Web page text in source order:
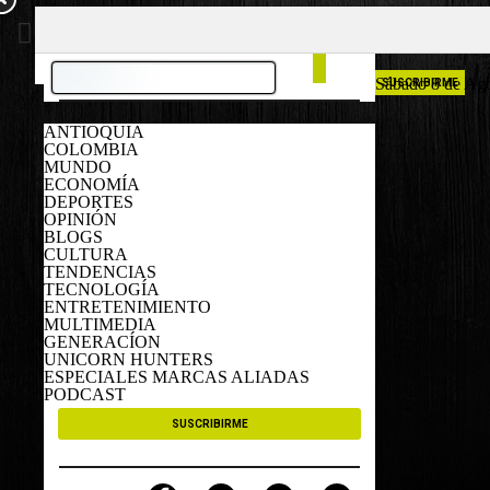
ANTIOQUIA
COLOMBIA
MUNDO
ECONOMÍA
DEPORTES
OPINIÓN
BLOGS
CULTURA
TENDENCIAS
TECNOLOGÍA
ENTRETENIMIENTO
MULTIMEDIA
GENERACÍON
UNICORN HUNTERS
ESPECIALES MARCAS ALIADAS
PODCAST
SUSCRIBIRME
Sábado 8 de
SUSCRIBIRME